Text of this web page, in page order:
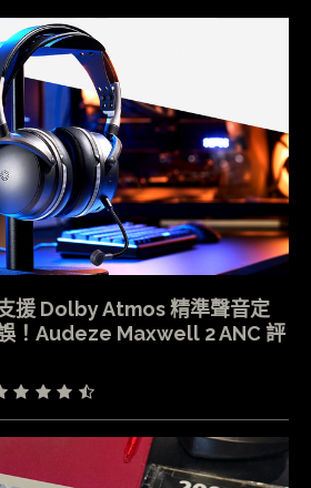
援 Dolby Atmos 精準聲音定
！Audeze Maxwell 2 ANC 評